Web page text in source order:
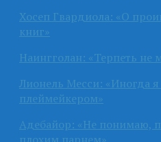
Хосеп Гвардиола: «О
книг»
Наингголан: «Терпеть не
Лионель Месси: «Иногда
плеймейкером»
Адебайор: «Не понимаю,